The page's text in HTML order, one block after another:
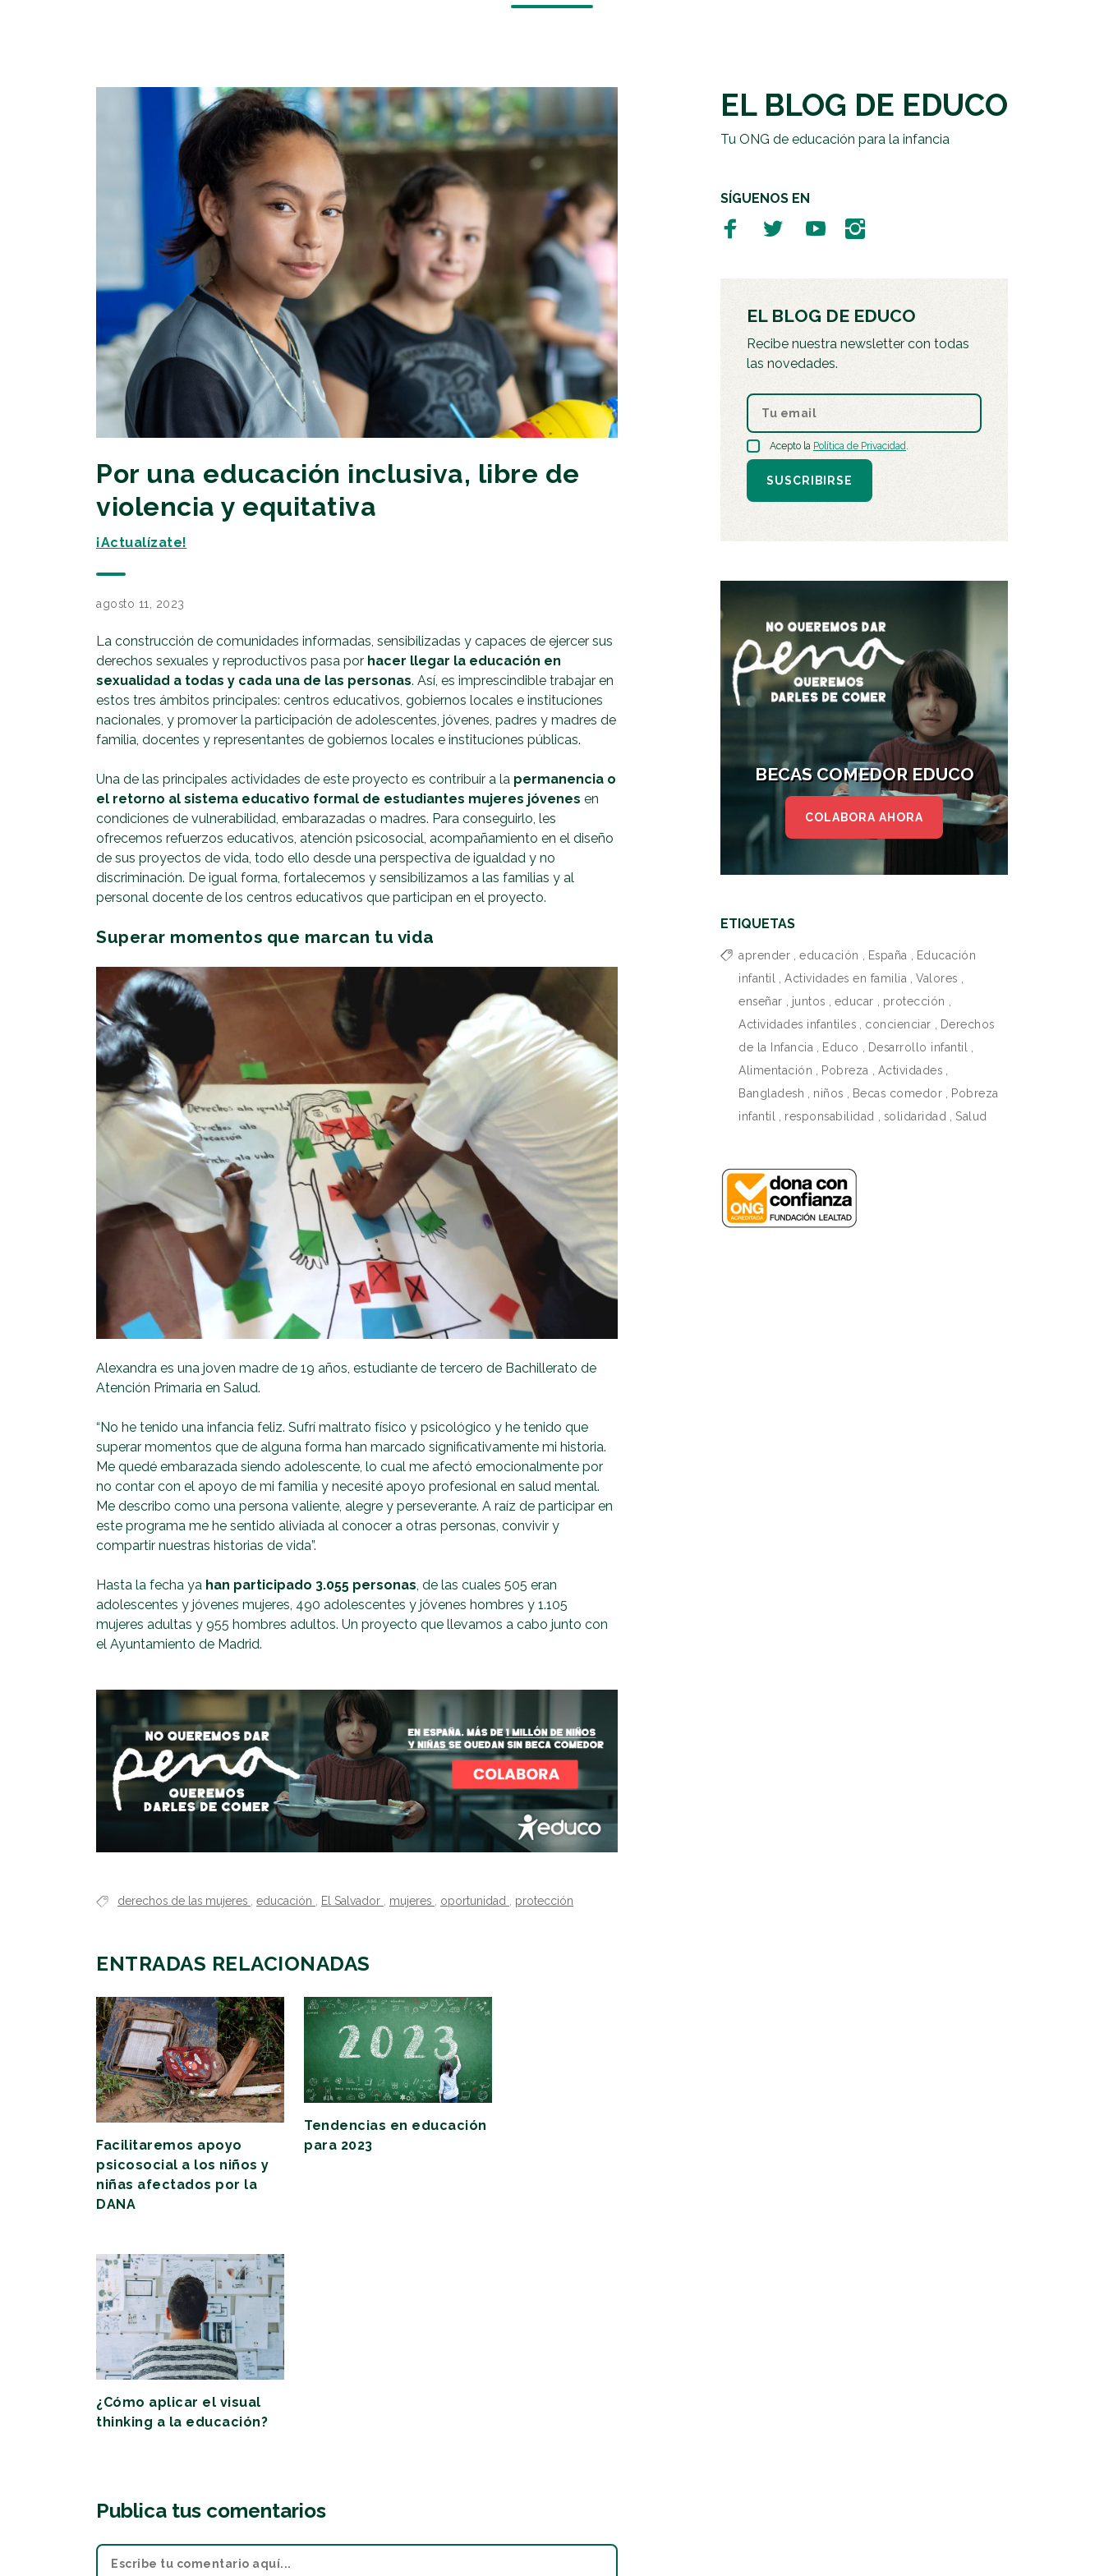
EMPRESAS SOLIDARIAS
TESTAMENTO SOLIDARIO
Por una educación inclusiva, libre de
violencia y equitativa
¡Actualízate!
agosto 11, 2023
La construcción de comunidades informadas, sensibilizadas y capaces de ejercer sus
derechos sexuales y reproductivos pasa por hacer llegar la educación en
sexualidad a todas y cada una de las personas. Así, es imprescindible trabajar en
estos tres ámbitos principales: centros educativos, gobiernos locales e instituciones
nacionales, y promover la participación de adolescentes, jóvenes, padres y madres de
familia, docentes y representantes de gobiernos locales e instituciones públicas.
Una de las principales actividades de este proyecto es contribuir a la permanencia o
el retorno al sistema educativo formal de estudiantes mujeres jóvenes en
condiciones de vulnerabilidad, embarazadas o madres. Para conseguirlo, les
ofrecemos refuerzos educativos, atención psicosocial, acompañamiento en el diseño
de sus proyectos de vida, todo ello desde una perspectiva de igualdad y no
discriminación. De igual forma, fortalecemos y sensibilizamos a las familias y al
personal docente de los centros educativos que participan en el proyecto.
Superar momentos que marcan tu vida
Alexandra es una joven madre de 19 años, estudiante de tercero de Bachillerato de
Atención Primaria en Salud.
“No he tenido una infancia feliz. Sufrí maltrato físico y psicológico y he tenido que
superar momentos que de alguna forma han marcado significativamente mi historia.
Me quedé embarazada siendo adolescente, lo cual me afectó emocionalmente por
no contar con el apoyo de mi familia y necesité apoyo profesional en salud mental.
Me describo como una persona valiente, alegre y perseverante. A raíz de participar en
este programa me he sentido aliviada al conocer a otras personas, convivir y
compartir nuestras historias de vida”.
Hasta la fecha ya han participado 3.055 personas , de las cuales 505 eran
adolescentes y jóvenes mujeres, 490 adolescentes y jóvenes hombres y 1.105
mujeres adultas y 955 hombres adultos. Un proyecto que llevamos a cabo junto con
el Ayuntamiento de Madrid.
derechos de las mujeres educación El Salvador mujeres oportunidad protección
ENTRADAS RELACIONADAS
Facilitaremos apoyo
psicosocial a los niños y
niñas afectados por la
DANA
Tendencias en educación
para 2023
¿Cómo aplicar el visual
thinking a la educación?
Publica tus comentarios
EL BLOG DE EDUCO
Tu ONG de educación para la infancia
SÍGUENOS EN
EL BLOG DE EDUCO
Recibe nuestra newsletter con todas
las novedades.
Acepto la Política de Privacidad.
SUSCRIBIRSE
BECAS COMEDOR EDUCO
COLABORA AHORA
ETIQUETAS
aprender educación España
Educación
infantil
Actividades en familia Valores
enseñar
juntos educar protección
Actividades infantiles
concienciar
Derechos
de la Infancia
Educo Desarrollo infantil
Alimentación
Pobreza Actividades
Bangladesh
niños Becas comedor
Pobreza
infantil
responsabilidad solidaridad Salud